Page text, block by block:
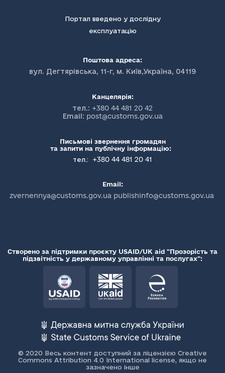
Портал введено у дослідну
експлуатацію
Поштова адреса:
вул. Дегтярівська, 11-г, м. Київ,Україна, 04119
Канцелярія:
тел.: +380 44 481 20 42
Email: post@customs.gov.ua
Письмові звернення громадян
та запити на публічну інформацію:
тел.:
+380 44 481 20 41
Email:
zvernennya@customs.gov.ua publishinfo@customs.gov.ua
Створено за підтримки проєкту USAID/UK aid "Прозорість та
підзвітність у державному управлінні та послугах":
© 2020 Весь контент доступний за ліцензією Creative
Commons Attribution 4.0 International license, якщо не
зазначено інше